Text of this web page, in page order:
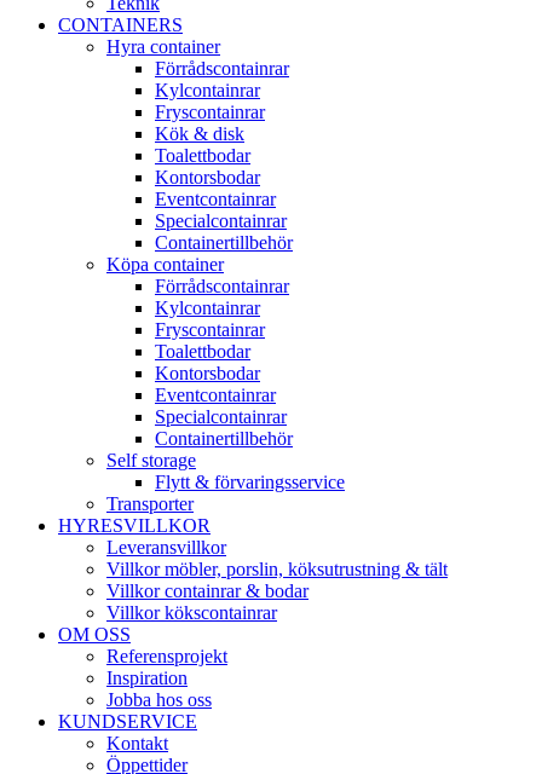
CONTAINERS
Hyra container
Förrådscontainrar
Kylcontainrar
Fryscontainrar
Kök & disk
Toalettbodar
Kontorsbodar
Eventcontainrar
Specialcontainrar
Containertillbehör
Köpa container
Förrådscontainrar
Kylcontainrar
Fryscontainrar
Toalettbodar
Kontorsbodar
Eventcontainrar
Specialcontainrar
Containertillbehör
Self storage
Flytt & förvaringsservice
Transporter
HYRESVILLKOR
Leveransvillkor
Villkor möbler, porslin, köksutrustning & tält
Villkor containrar & bodar
Villkor kökscontainrar
OM OSS
Referensprojekt
Inspiration
Jobba hos oss
KUNDSERVICE
Kontakt
Öppettider